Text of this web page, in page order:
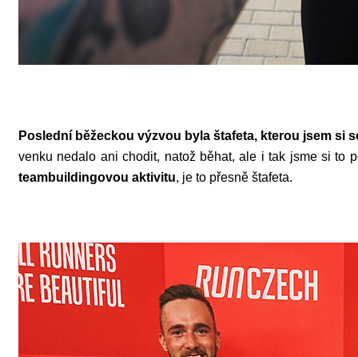
Poslední běžeckou výzvou byla štafeta, kterou jsem si
venku nedalo ani chodit, natož běhat, ale i tak jsme si to
teambuildingovou aktivitu, je to přesně štafeta.